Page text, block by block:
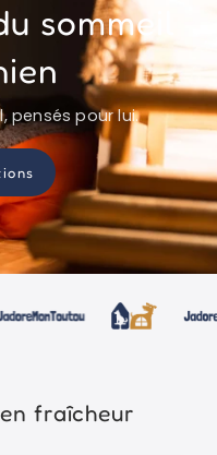
sommeil
pensés pour lui.
fraîcheur